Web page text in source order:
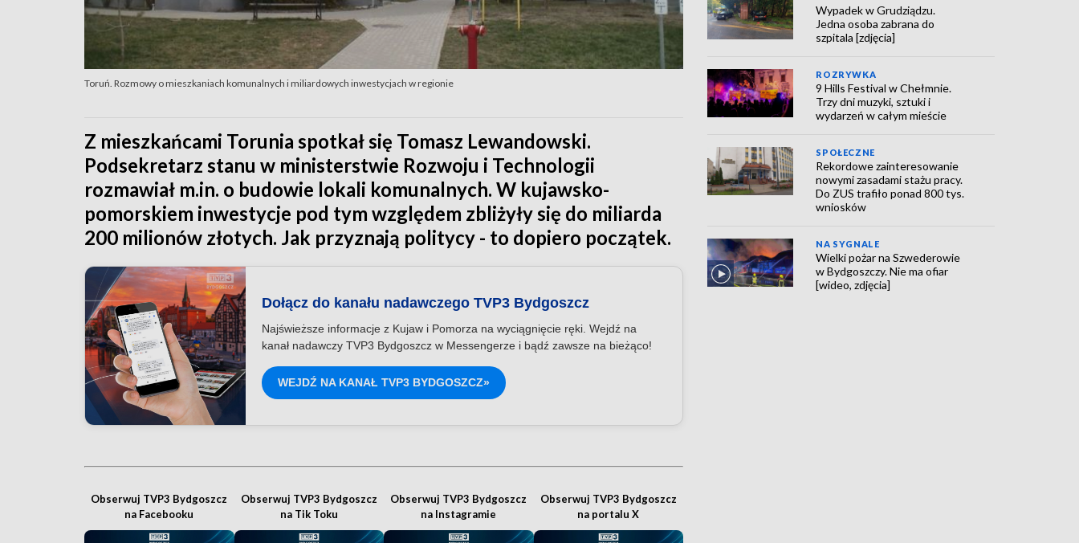
Toruń. Rozmowy o mieszkaniach komunalnych i miliardowych inwestycjach w regionie
Z mieszkańcami Torunia spotkał się Tomasz Lewandowski.
Podsekretarz stanu w ministerstwie Rozwoju i Technologii
rozmawiał m.in. o budowie lokali komunalnych. W kujawsko-
pomorskiem inwestycje pod tym względem zbliżyły się do miliarda
200 milionów złotych. Jak przyznają politycy - to dopiero początek.
Dołącz do kanału nadawczego TVP3 Bydgoszcz
Najświeższe informacje z Kujaw i Pomorza na wyciągnięcie ręki. Wejdź na
kanał nadawczy TVP3 Bydgoszcz w Messengerze i bądź zawsze na bieżąco!
WEJDŹ NA KANAŁ TVP3 BYDGOSZCZ»
Obserwuj TVP3 Bydgoszcz
na Facebooku
Obserwuj TVP3 Bydgoszcz
na Tik Toku
Obserwuj TVP3 Bydgoszcz
na Instagramie
Obserwuj TVP3 Bydgoszcz
na portalu X
Wypadek w Grudziądzu.
Jedna osoba zabrana do
szpitala [zdjęcia]
ROZRYWKA
9 Hills Festival w Chełmnie.
Trzy dni muzyki, sztuki i
wydarzeń w całym mieście
SPOŁECZNE
Rekordowe zainteresowanie
nowymi zasadami stażu pracy.
Do ZUS trafiło ponad 800 tys.
wniosków
NA SYGNALE
Wielki pożar na Szwederowie
w Bydgoszczy. Nie ma ofiar
[wideo, zdjęcia]